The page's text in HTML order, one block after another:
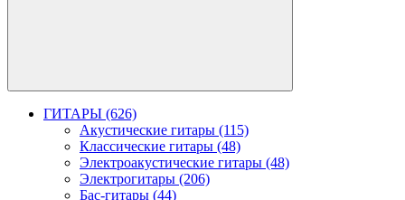
ГИТАРЫ (626)
Акустические гитары (115)
Классические гитары (48)
Электроакустические гитары (48)
Электрогитары (206)
Бас-гитары (44)